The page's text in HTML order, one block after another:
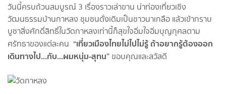
วันนี้ครบถ้วนสมบูรณ์ 3 เรื่องราวเล่าขาน น่าท่องเที่ยวเชิง
วัฒนธรรมบ้านกาหลง ชุมชนดั่งเดิมเป็นชาวนาเกลือ แล้วเข้ากราบ
บูชาสิ่งศักดิ์สิทธิ์ในวัดกาหลงเท่านี้ก็สุขใจอิ่มใจอิ่มบุญกุศลตาม
ศรัทธาของแต่ละคน “เที่ยวเมืองไทยไม่ไปไม่รู้ ถ้าอยากรู้ต้องออก
เดินทางไป...กับ...ผมหนุ่ม-สุทน” ขอบคุณและสวัสดี